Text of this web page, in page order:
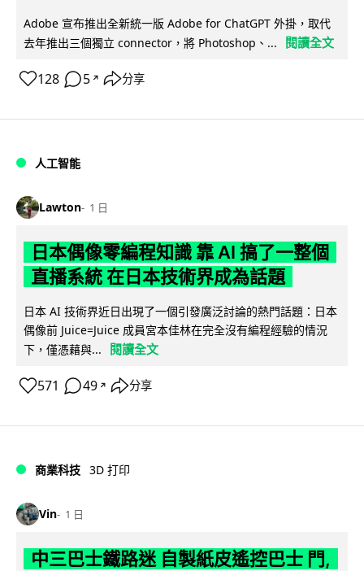
Adobe 宣布推出全新統一版 Adobe for ChatGPT 外掛，取代
去年推出三個獨立 connector，將 Photoshop、...
閱讀全文
128 5 ↗ 分享
人工智能
Lawton 1 日
日本偶像零編程知識 靠 AI 搞了一整個
直播系統 在日本技術界成為話題
日本 AI 技術界近日出現了一個引發廣泛討論的熱門話題：日本
偶像前 Juice=Juice 成員宮本佳林在完全沒有編程經驗的情況
下，僅憑藉與...
閱讀全文
571 49 ↗ 分享
商業科技 3D 打印
Vin 1 日
中三巴士鐵路迷 自製紙皮遙控巴士 門,